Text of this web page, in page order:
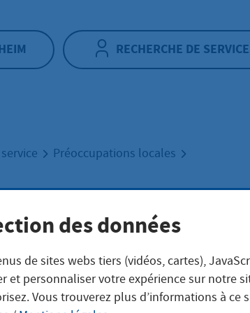
RECHERCHE DE
Préoccupations locales
des données
de sites webs tiers (vidéos, cartes),
personnaliser votre expérience sur notre
Vous trouverez plus d’informations à ce